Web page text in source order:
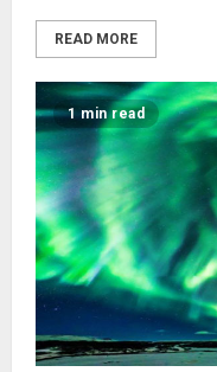
READ MORE
1 min read